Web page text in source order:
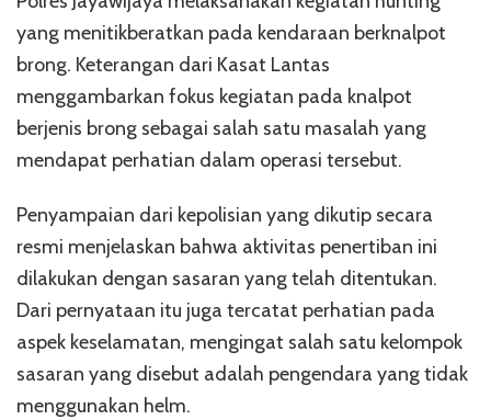
yang menitikberatkan pada kendaraan berknalpot
brong. Keterangan dari Kasat Lantas
menggambarkan fokus kegiatan pada knalpot
berjenis brong sebagai salah satu masalah yang
mendapat perhatian dalam operasi tersebut.
Penyampaian dari kepolisian yang dikutip secara
resmi menjelaskan bahwa aktivitas penertiban ini
dilakukan dengan sasaran yang telah ditentukan.
Dari pernyataan itu juga tercatat perhatian pada
aspek keselamatan, mengingat salah satu kelompok
sasaran yang disebut adalah pengendara yang tidak
menggunakan helm.